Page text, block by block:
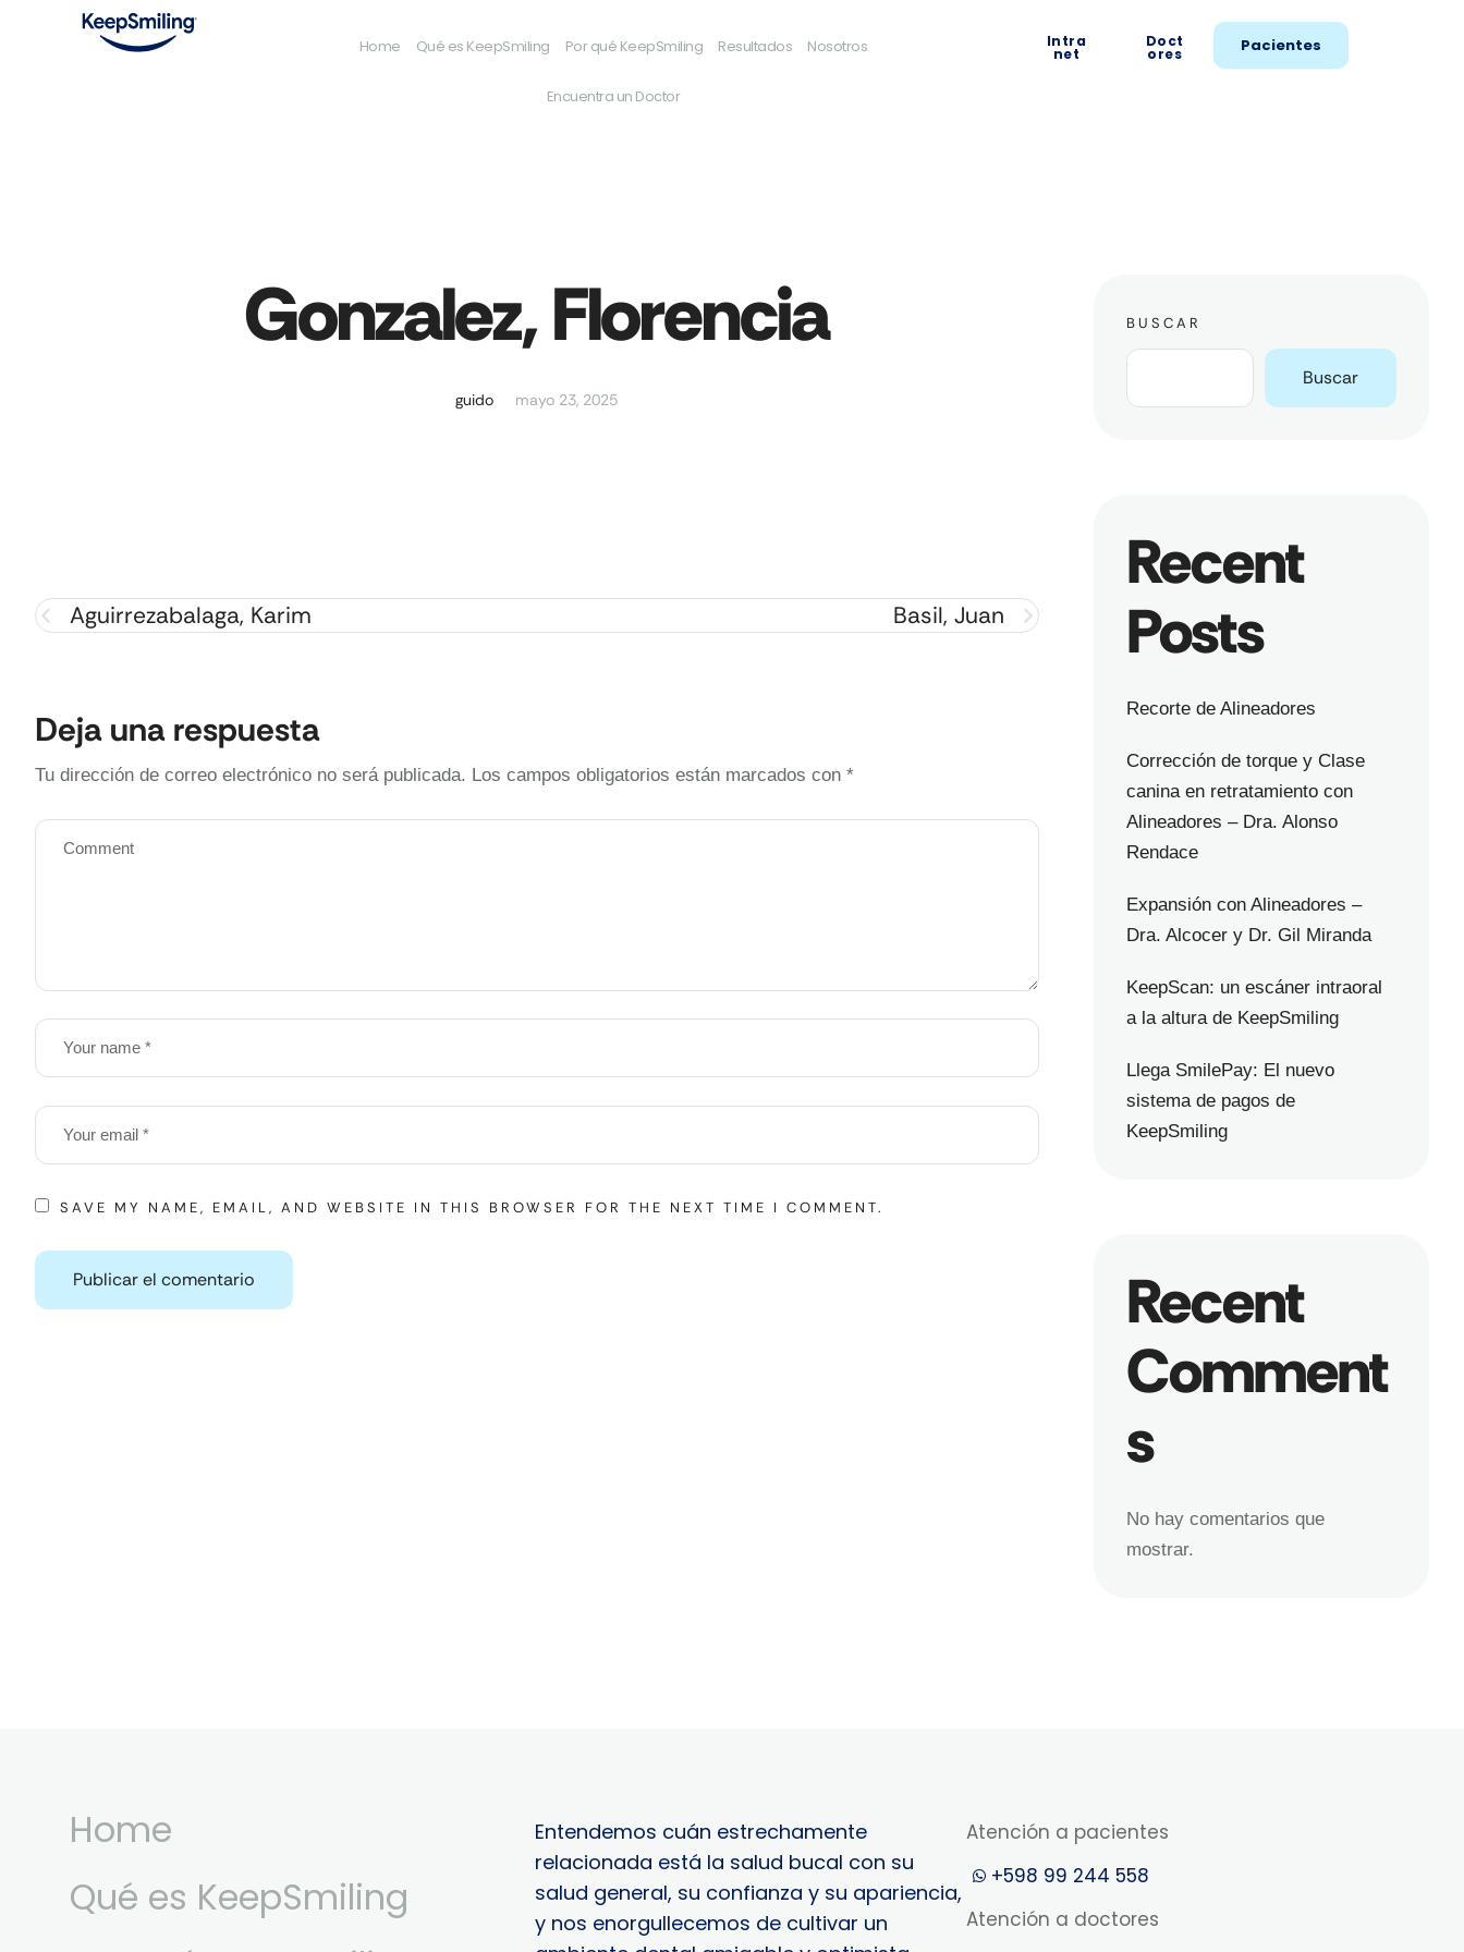
Home Qué es KeepSmiling Por qué KeepSmiling Resultados Nosotros
Encuentra un Doctor
Intra
net
Doct
ores Pacientes
Gonzalez, Florencia
guido mayo 23, 2025
Aguirrezabalaga, Karim Basil, Juan
Deja una respuesta
Tu dirección de correo electrónico no será publicada. Los campos obligatorios están marcados con *
SAVE MY NAME, EMAIL, AND WEBSITE IN THIS BROWSER FOR THE NEXT TIME I COMMENT.
BUSCAR
Buscar
Recent
Posts
Recorte de Alineadores
Corrección de torque y Clase
canina en retratamiento con
Alineadores – Dra. Alonso
Rendace
Expansión con Alineadores –
Dra. Alcocer y Dr. Gil Miranda
KeepScan: un escáner intraoral
a la altura de KeepSmiling
Llega SmilePay: El nuevo
sistema de pagos de
KeepSmiling
Recent
Comment
s
No hay comentarios que
mostrar.
Home
Qué es KeepSmiling
Entendemos cuán estrechamente
relacionada está la salud bucal con su
salud general, su confianza y su apariencia,
y nos enorgullecemos de cultivar un
Atención a pacientes
+598 99 244 558
Atención a doctores